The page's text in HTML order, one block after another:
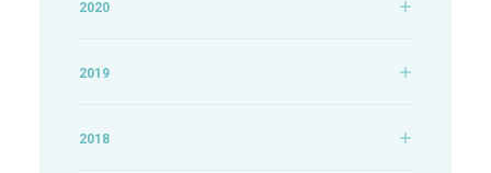
2020
2019
2018